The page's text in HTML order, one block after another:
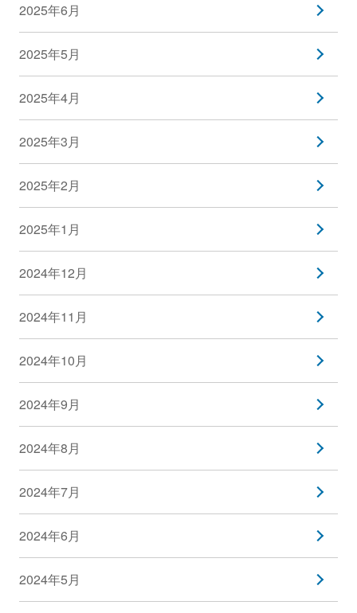
2025年6月
2025年5月
2025年4月
2025年3月
2025年2月
2025年1月
2024年12月
2024年11月
2024年10月
2024年9月
2024年8月
2024年7月
2024年6月
2024年5月